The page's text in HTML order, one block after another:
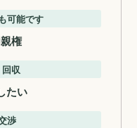
可能です
権
収
たい
渉